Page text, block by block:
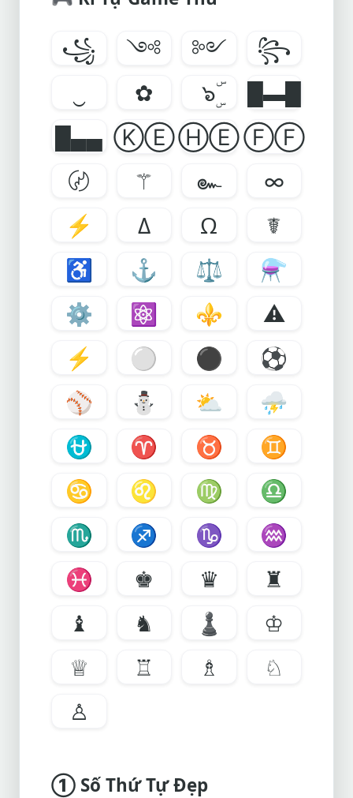
꧁ ༺ ༻
꧂
✿ ๖ۣۜ
█▬█
█▄▄ ⓀⒺⒽⒺⒻⒻ
〄
⚚ ๛
∞
⚡
Δ Ω
☤
♿
⚓ ⚖
⚗
⚙
⚛ ⚜
⚠
⚡
⚪ ⚫
⚽
⚾
⛄ ⛅
⛈
⛎
♈ ♉
♊
♋
♌ ♍
♎
♏
♐ ♑
♒
♓
♚ ♛
♜
♝
♞ ♟
♔
♕
♖ ♗
♘
♙
① Số Thứ Tự Đẹp